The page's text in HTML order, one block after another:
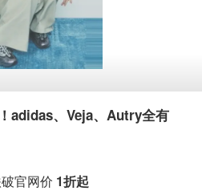
adidas、Veja、Autry全有
官网价 1折起